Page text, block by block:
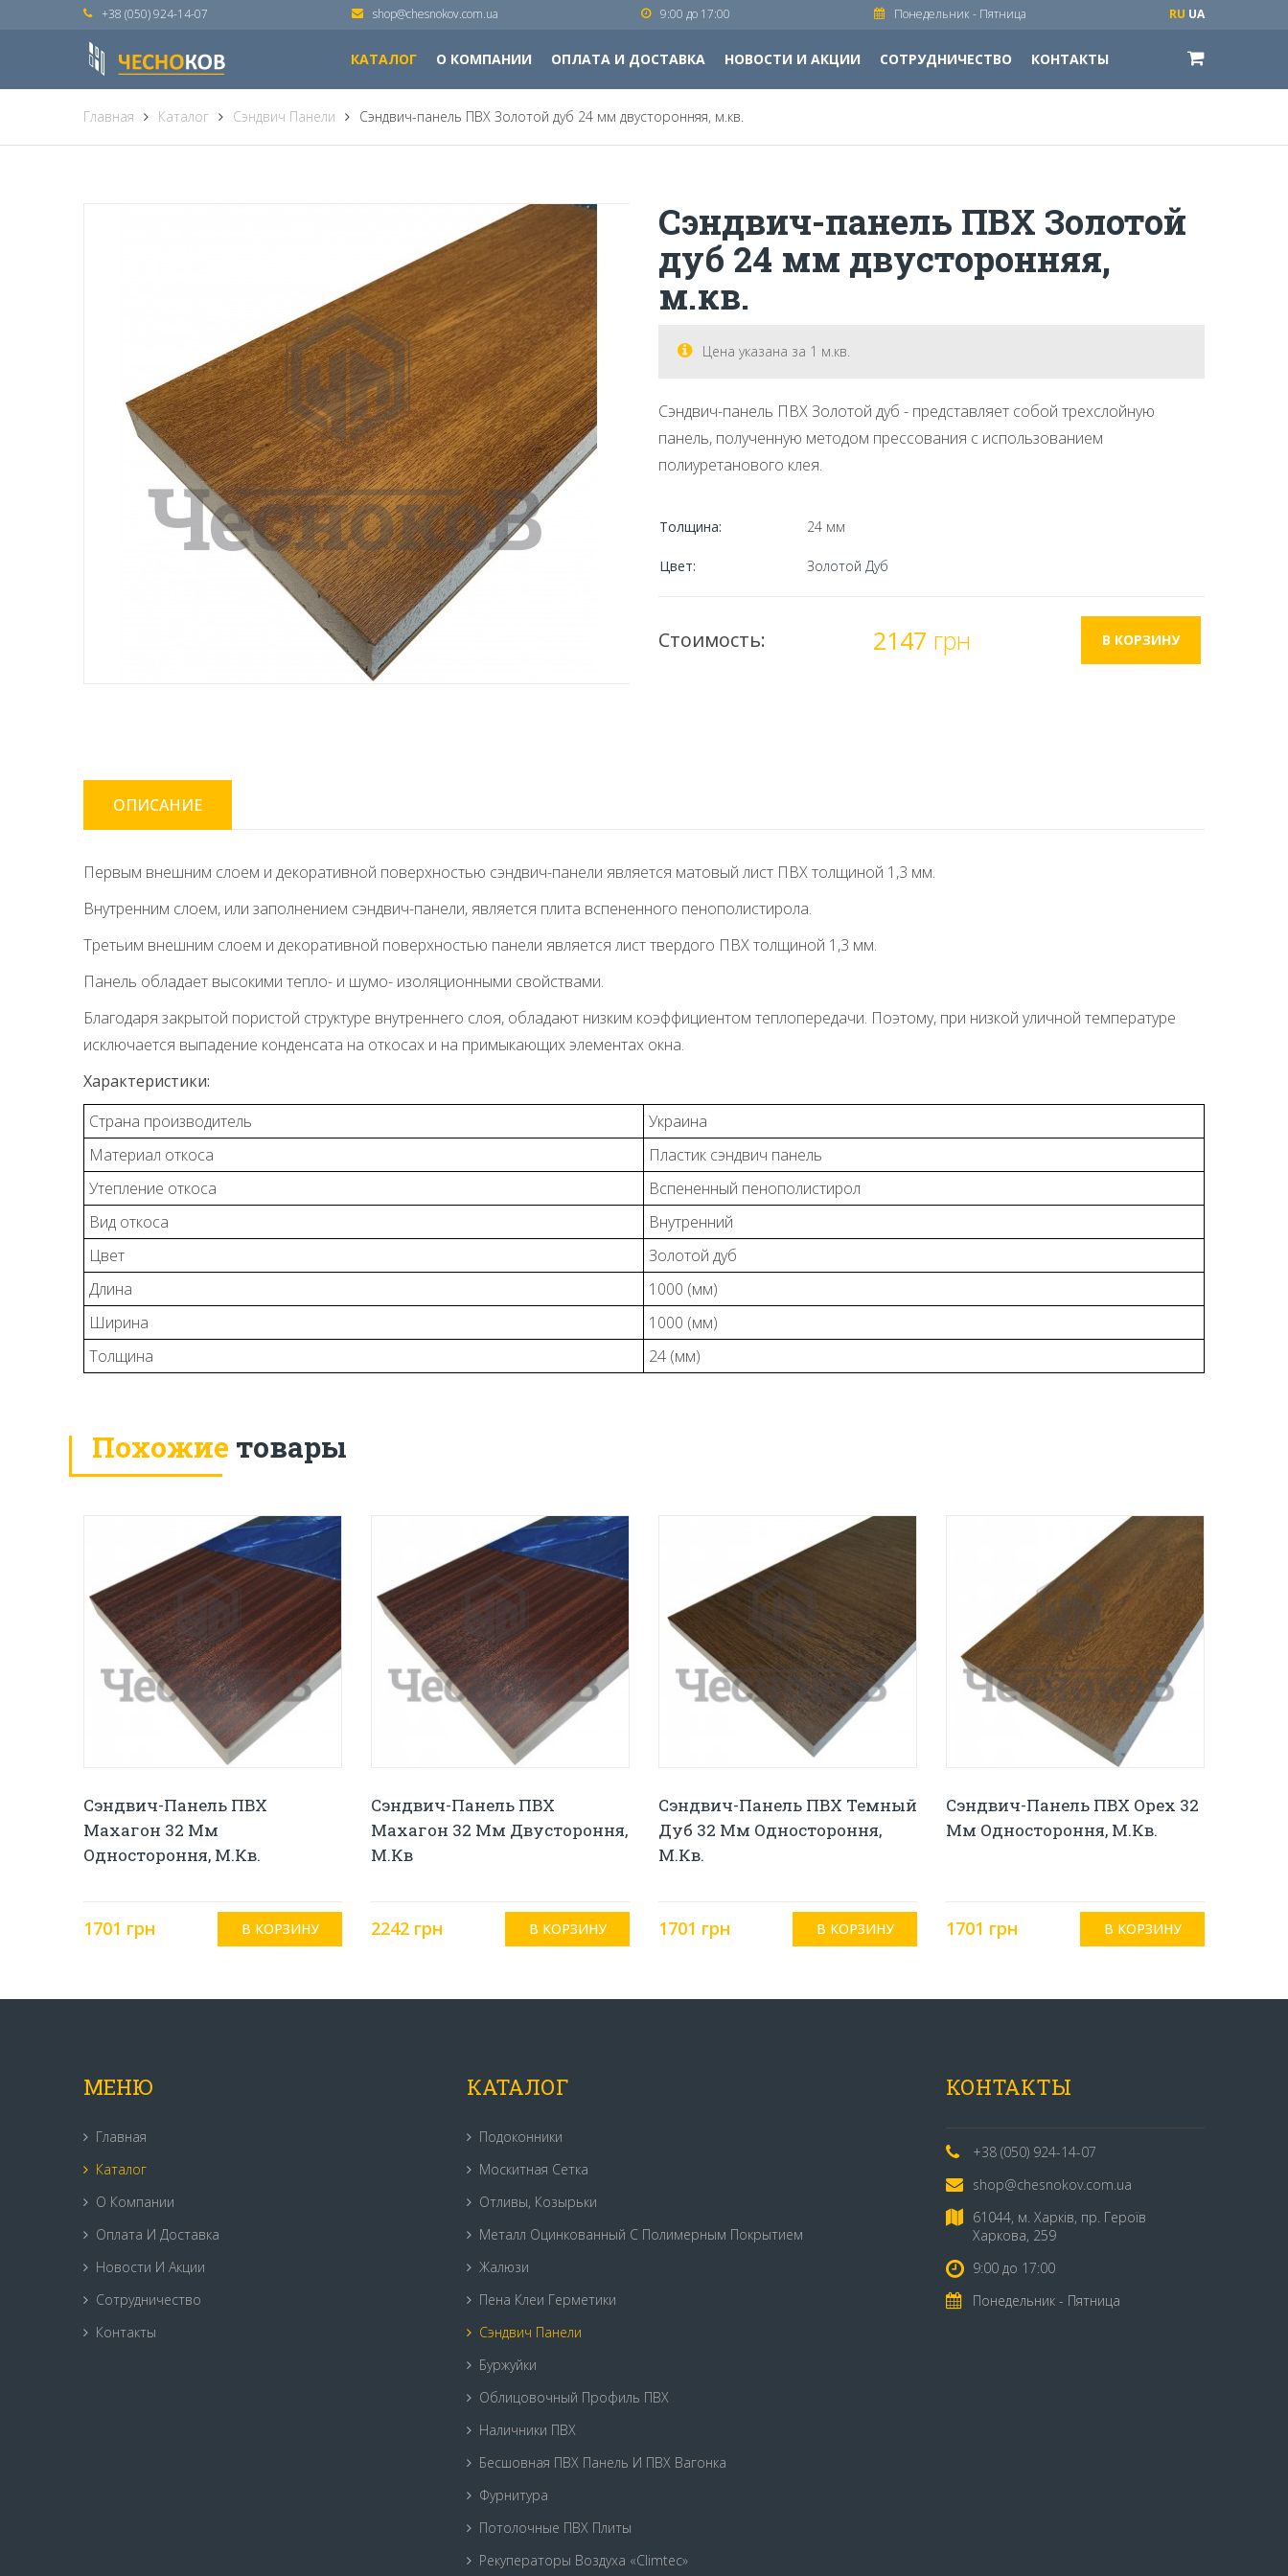
КАТАЛОГ О КОМПАНИИ ОПЛАТА И ДОСТАВКА НОВОСТИ И АКЦИИ СОТРУДНИЧЕСТВО КОНТАКТЫ
+38 (050) 924-14-07 shop@chesnokov.com.ua 9:00 до 17:00 Понедельник - Пятница RU UA
Главная Каталог Сэндвич Панели Сэндвич-панель ПВХ Золотой дуб 24 мм двусторонняя, м.кв.
Сэндвич-панель ПВХ Золотой
дуб 24 мм двусторонняя,
м.кв.
Цена указана за 1 м.кв.
Сэндвич-панель ПВХ Золотой дуб - представляет собой трехслойную
панель, полученную методом прессования с использованием
полиуретанового клея.
Толщина: 24 мм
Цвет: Золотой Дуб
Стоимость: 2147 грн
ОПИСАНИЕ
Первым внешним слоем и декоративной поверхностью сэндвич-панели является матовый лист ПВХ толщиной 1,3 мм.
Внутренним слоем, или заполнением сэндвич-панели, является плита вспененного пенополистирола.
Третьим внешним слоем и декоративной поверхностью панели является лист твердого ПВХ толщиной 1,3 мм.
Панель обладает высокими тепло- и шумо- изоляционными свойствами.
Благодаря закрытой пористой структуре внутреннего слоя, обладают низким коэффициентом теплопередачи. Поэтому, при низкой уличной температуре
исключается выпадение конденсата на откосах и на примыкающих элементах окна.
Характеристики:
Страна производитель
Украина
Материал откоса
Пластик сэндвич панель
Утепление откоса
Вспененный пенополистирол
Вид откоса
Внутренний
Цвет
Золотой дуб
Длина
1000 (мм)
Ширина
1000 (мм)
Толщина
24 (мм)
Похожие товары
Сэндвич-Панель ПВХ
Махагон 32 Мм
Одностороння, М.кв.
1701 грн
Сэндвич-Панель ПВХ
Махагон 32 Мм Двустороння,
М.кв
2242 грн
Сэндвич-Панель ПВХ Темный
Дуб 32 Мм Одностороння,
М.кв.
1701 грн
Сэндвич-Панель ПВХ Орех 32
Мм Одностороння, М.кв.
1701 грн
МЕНЮ
Главная
Каталог
О Компании
Оплата И Доставка
Новости И Акции
Сотрудничество
Контакты
КАТАЛОГ
Подоконники
Москитная Сетка
Отливы, Козырьки
Металл Оцинкованный С Полимерным Покрытием
Жалюзи
Пена Клеи Герметики
Сэндвич Панели
Буржуйки
Облицовочный Профиль ПВХ
Наличники ПВХ
Бесшовная ПВХ Панель И ПВХ Вагонка
Фурнитура
Потолочные ПВХ Плиты
Рекуператоры Воздуха «Climtec»
КОНТАКТЫ
+38 (050) 924-14-07
shop@chesnokov.com.ua
61044, м. Харків, пр. Героїв
Харкова, 259
9:00 до 17:00
Понедельник - Пятница